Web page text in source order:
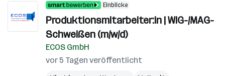
Einblicke
Produktionsmitarbeiter:in | WIG-/MAG-
Schweißen (m/w/d)
ECOS GmbH
vor 5 Tagen veröffentlicht